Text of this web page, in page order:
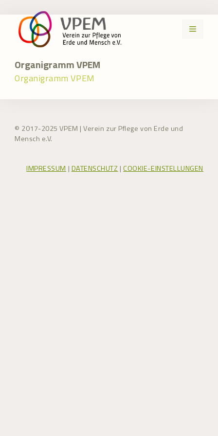
Inhalt
springen
MENÜ
Organigramm VPEM
Organigramm VPEM
© 2017-2025 VPEM | Verein zur Pflege von Erde und
Mensch e.V.
IMPRESSUM | DATENSCHUTZ |COOKIE-EINSTELLUNGEN